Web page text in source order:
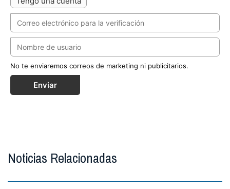
No te enviaremos correos de marketing ni publicitarios.
Enviar
Noticias Relacionadas